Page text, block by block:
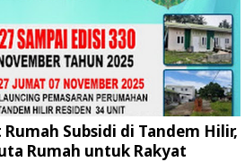
Rumah Subsidi di Tandem Hilir,
Rumah untuk Rakyat